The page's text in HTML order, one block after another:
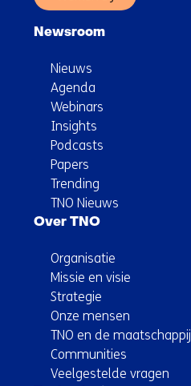
Newsroom
Nieuws
Agenda
Webinars
Insights
Podcasts
Papers
Trending
TNO Nieuws
Over TNO
Organisatie
Missie en visie
Strategie
Onze mensen
TNO en de maatschappij
Communities
Veelgestelde vragen